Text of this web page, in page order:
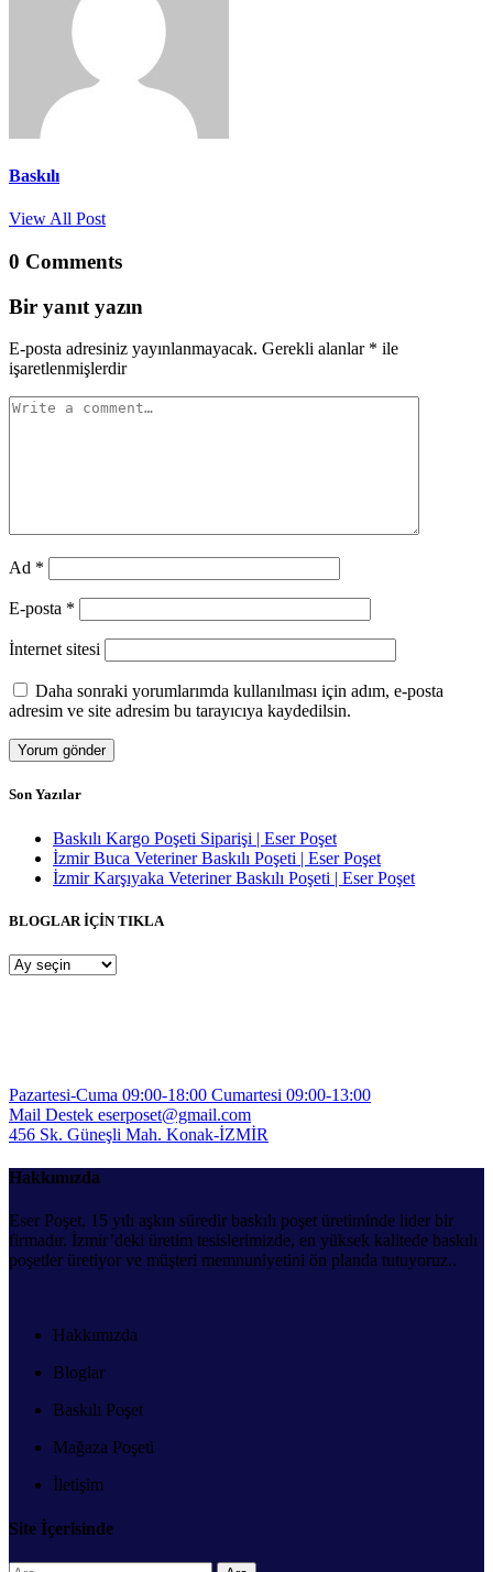
Baskılı
View All Post
0 Comments
Bir yanıt yazın
E-posta adresiniz yayınlanmayacak. Gerekli alanlar * ile
işaretlenmişlerdir
Ad *
E-posta *
İnternet sitesi
Daha sonraki yorumlarımda kullanılması için adım, e-posta
adresim ve site adresim bu tarayıcıya kaydedilsin.
Son Yazılar
Baskılı Kargo Poşeti Siparişi | Eser Poşet
İzmir Buca Veteriner Baskılı Poşeti | Eser Poşet
İzmir Karşıyaka Veteriner Baskılı Poşeti | Eser Poşet
BLOGLAR İÇİN TIKLA
BLOGLAR
Pazartesi-Cuma 09:00-18:00 Cumartesi 09:00-13:00
Mail Destek eserposet@gmail.com
456 Sk. Güneşli Mah. Konak-İZMİR
Hakkımızda
Eser Poşet, 15 yılı aşkın süredir baskılı poşet üretiminde lider bir
firmadır. İzmir’deki üretim tesislerimizde, en yüksek kalitede baskılı
poşetler üretiyor ve müşteri memnuniyetini ön planda tutuyoruz..
Hakkımızda
Bloglar
Baskılı Poşet
Mağaza Poşeti
İletişim
Site İçerisinde